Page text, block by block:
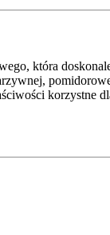
która